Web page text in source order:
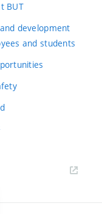
BUT
development
and students